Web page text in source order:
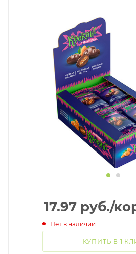
17.97 руб./
Нет в наличии
КУПИТЬ В 1